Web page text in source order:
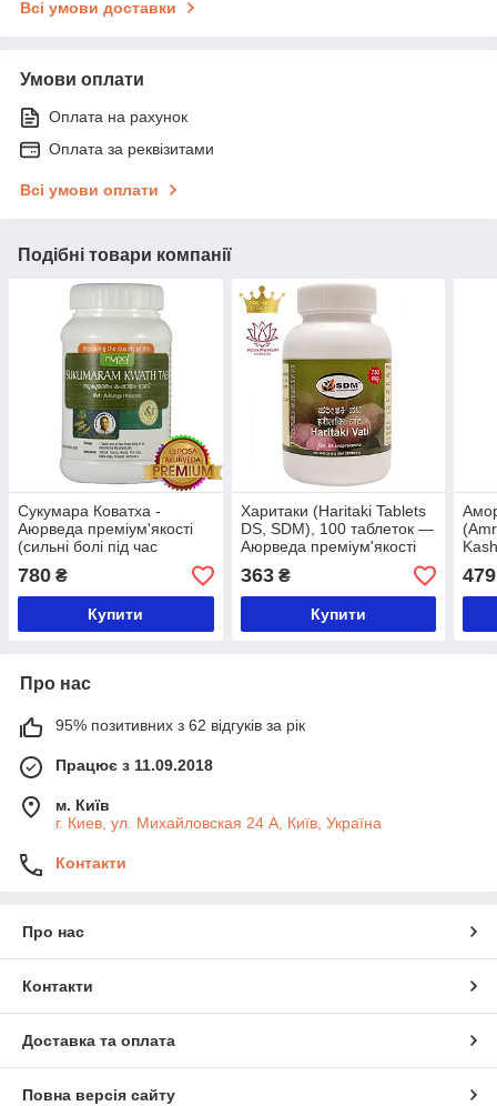
Всі умови доставки
Умови оплати
Оплата на рахунок
Оплата за реквізитами
Всі умови оплати
Подібні товари компанії
Сукумара Коватха -
Аюрведа преміум'якості
(сильні болі під час
менструації), 100 таблеток
780 ₴
Купити
Харитаки (Haritaki Tablets
DS, SDM), 100 таблеток —
Аюрведа преміум'якості
363₴
Купити
479
Про нас
95% позитивних з 62 відгуків за рік
Працює з 11.09.2018
м. Київ
г. Киев, ул. Михайловская 24 А, Київ, Україна
Контакти
Про нас
Контакти
Доставка та оплата
Повна версія сайту